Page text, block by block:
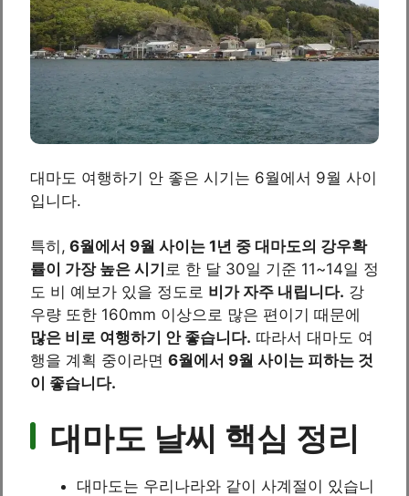
대마도 여행하기 안 좋은 시기는 6월에서 9월 사이
입니다.
특히, 6월에서 9월 사이는 1년 중 대마도의 강우확
률이 가장 높은 시기 로 한 달 30일 기준 11~14일 정
도 비 예보가 있을 정도로 비가 자주 내립니다. 강
우량 또한 160mm 이상으로 많은 편이기 때문에
많은 비로 여행하기 안 좋습니다. 따라서 대마도 여
행을 계획 중이라면 6월에서 9월 사이는 피하는 것
이 좋습니다.
대마도 날씨 핵심 정리
대마도는 우리나라와 같이 사계절이 있습니